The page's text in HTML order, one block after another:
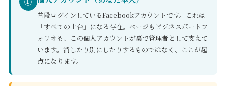
普段ログインしているFacebookアカウントです。これは
「すべての土台」になる存在。ページもビジネスポートフ
ォリオも、この個人アカウントが裏で管理者として支えて
います。消したり別にしたりするものではなく、ここが起
点になります。